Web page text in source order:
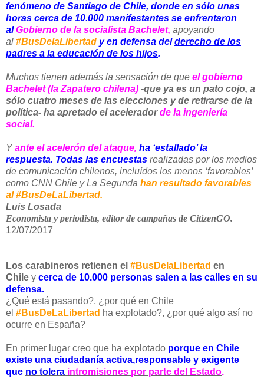
fenómeno de Santiago de Chile, donde en sólo unas
horas cerca de 10.000 manifestantes se enfrentaron
alGobierno de la socialista Bachelet, apoyando
al #BusDelaLibertad y en defensa delderecho de los
padres a la educación de los hijos.
Muchos tienen además la sensación de que el gobierno
Bachelet (la Zapatero chilena) -que ya es un pato cojo, a
sólo cuatro meses de las elecciones y de retirarse de la
política- ha apretado el aceleradorde la ingeniería
social.
Yante el acelerón del ataque, ha ‘estallado’ la
respuesta. Todas las encuestas realizadas por los medios
de comunicación chilenos, incluídos los menos ‘favorables’
como CNN Chile y La Segunda han resultado favorables
al #BusDeLaLibertad.
Luis Losada
Economista y periodista, editor de campañas de CitizenGO.
12/07/2017
Los carabineros retienen el #BusDelaLibertad en
Chile y cerca de 10.000 personas salen a las calles en su
defensa.
¿Qué está pasando?, ¿por qué en Chile
el #BusDeLaLibertad ha explotado?, ¿por qué algo así no
ocurre en España?
En primer lugar creo que ha explotado porque en Chile
existe una ciudadanía activa,responsable y exigente
que no tolera intromisiones por parte del Estado.